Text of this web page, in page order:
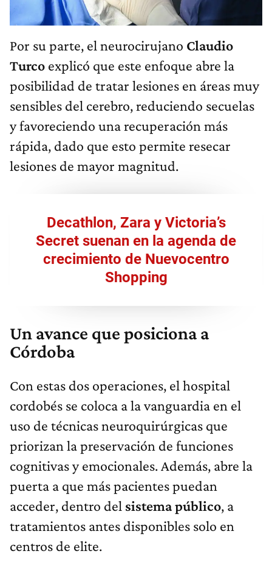
Por su parte, el neurocirujano Claudio
Turco explicó que este enfoque abre la
posibilidad de tratar lesiones en áreas muy
sensibles del cerebro, reduciendo secuelas
y favoreciendo una recuperación más
rápida, dado que esto permite resecar
lesiones de mayor magnitud.
Decathlon, Zara y Victoria’s
Secret suenan en la agenda de
crecimiento de Nuevocentro
Shopping
Un avance que posiciona a
Córdoba
Con estas dos operaciones, el hospital
cordobés se coloca a la vanguardia en el
uso de técnicas neuroquirúrgicas que
priorizan la preservación de funciones
cognitivas y emocionales. Además, abre la
puerta a que más pacientes puedan
acceder, dentro del sistema público, a
tratamientos antes disponibles solo en
centros de elite.